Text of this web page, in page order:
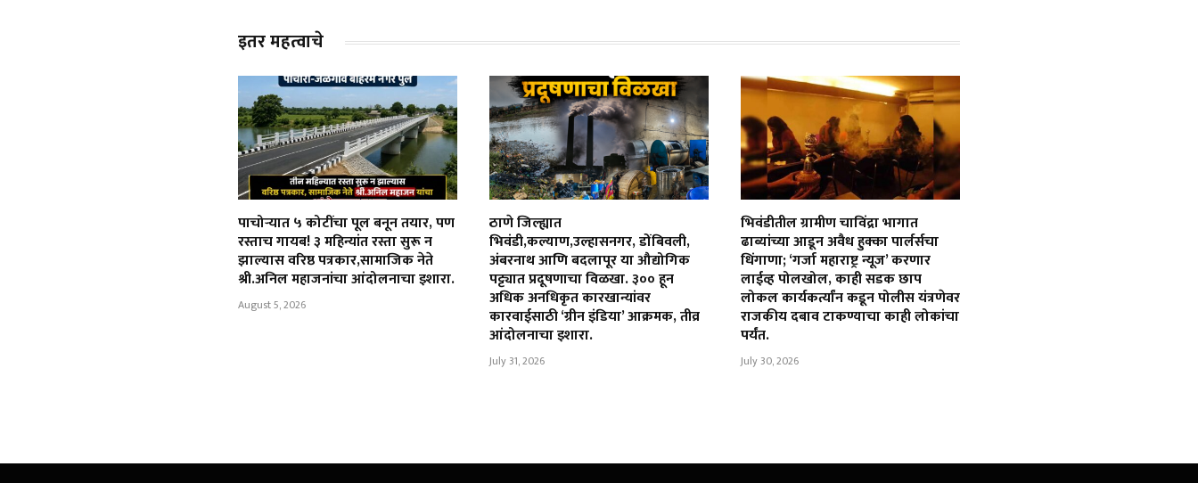
इतर महत्वाचे
पाचोऱ्यात ५ कोटींचा पूल बनून तयार, पण
रस्ताच गायब! ३ महिन्यांत रस्ता सुरू न
झाल्यास वरिष्ठ पत्रकार,सामाजिक नेते
श्री.अनिल महाजनांचा आंदोलनाचा इशारा.
August 5, 2026
ठाणे जिल्ह्यात
भिवंडी,कल्याण,उल्हासनगर, डोंबिवली,
अंबरनाथ आणि बदलापूर या औद्योगिक
पट्ट्यात प्रदूषणाचा विळखा. ३०० हून
अधिक अनधिकृत कारखान्यांवर
कारवाईसाठी ‘ग्रीन इंडिया’ आक्रमक, तीव्र
आंदोलनाचा इशारा.
July 31, 2026
भिवंडीतील ग्रामीण चाविंद्रा भागात
ढाब्यांच्या आडून अवैध हुक्का पार्लर्सचा
धिंगाणा; ‘गर्जा महाराष्ट्र न्यूज’ करणार
लाईव्ह पोलखोल, काही सडक छाप
लोकल कार्यकर्त्यांन कडून पोलीस यंत्रणेवर
राजकीय दबाव टाकण्याचा काही लोकांचा
पर्यंत.
July 30, 2026